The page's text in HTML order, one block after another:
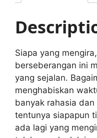
p
p
o
o
k
Siapa yang
berseberangan ini
yang sejalan.
menghabiskan
banyak rahasia
tentunya siapapun
ada lagi yang